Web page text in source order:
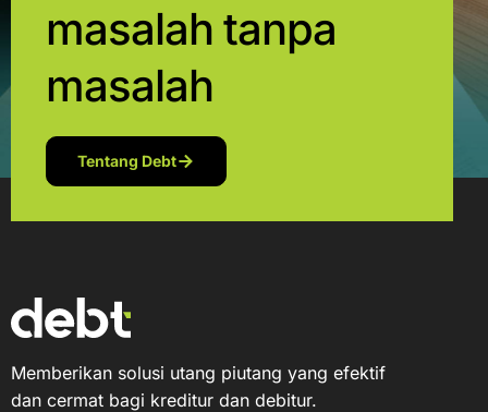
masalah tanpa
masalah
Tentang Debt
Memberikan solusi utang piutang yang efektif
dan cermat bagi kreditur dan debitur.